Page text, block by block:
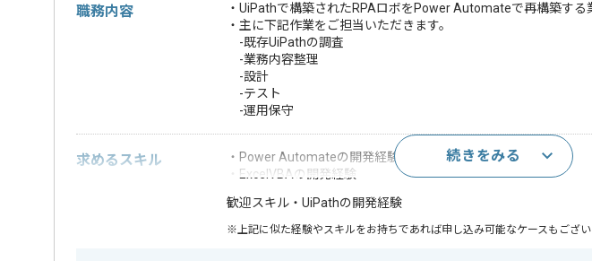
職務内容
・UiPathで構築されたRPAロボをPower Automateで再構築する
・主に下記作業をご担当いただきます。
-既存UiPathの調査
-業務内容整理
-設計
-テスト
-運用保守
求めるスキル
・Power Automateの開発経験
・ExcelVBAの開発経験
歓迎スキル ・UiPathの開発経験
※上記に似た経験やスキルをお持ちであれば申し込み可能なケースもござ
続きをみる